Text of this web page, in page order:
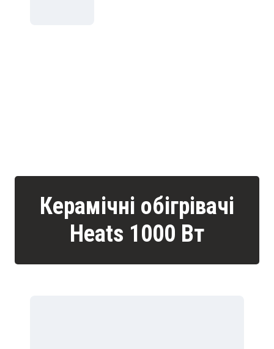
Керамічні обігрівачі
Heats 1000 Вт